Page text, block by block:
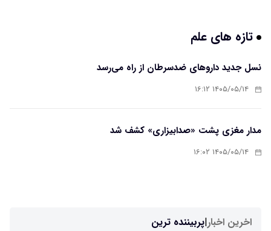
تازه های علم
نسل جدید داروهای ضدسرطان از راه می‌رسد
۱۴۰۵/۰۵/۱۴ ۱۶:۱۲
مدار مغزی پشت «صدابیزاری» کشف شد
۱۴۰۵/۰۵/۱۴ ۱۶:۰۲
اخرین اخبار|پربیننده ترین